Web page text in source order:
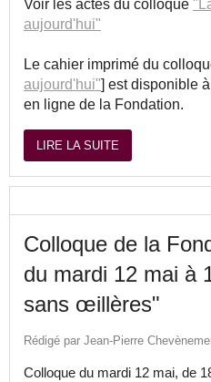
Voir les actes du colloque
aujourd'hui"
Le cahier imprimé du
aujourd'hui"] est disponible
en ligne de la Fondation.
LIRE LA SUITE
Colloque de la
du mardi 12 mai à
sans œillères"
Rédigé par Jean-Pierre
Colloque du mardi 12 mai, de